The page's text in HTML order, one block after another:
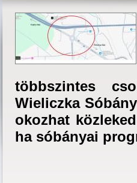
többszintes
Wieliczka
okozhat
ha sóbányai